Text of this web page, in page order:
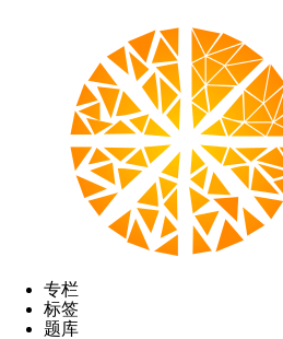
专栏
标签
题库